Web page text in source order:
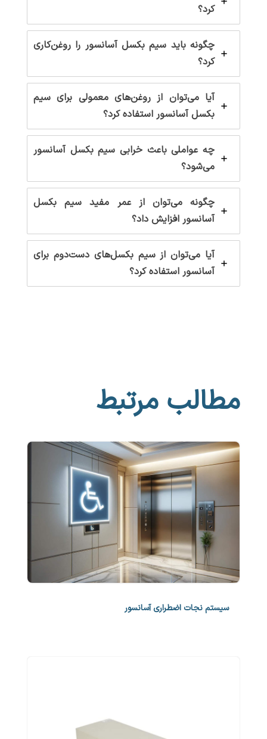
کرد؟
چگونه باید سیم بکسل آسانسور را روغن‌کاری
کرد؟
آیا می‌توان از روغن‌های معمولی برای سیم
بکسل آسانسور استفاده کرد؟
چه عواملی باعث خرابی سیم بکسل آسانسور
می‌شود؟
چگونه می‌توان از عمر مفید سیم بکسل
آسانسور افزایش داد؟
آیا می‌توان از سیم بکسل‌های دست‌دوم برای
آسانسور استفاده کرد؟
مطالب مرتبط
سیستم نجات اضطراری آسانسور